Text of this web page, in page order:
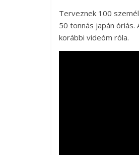
Terveznek 100
50 tonnás japán
korábbi videóm róla.